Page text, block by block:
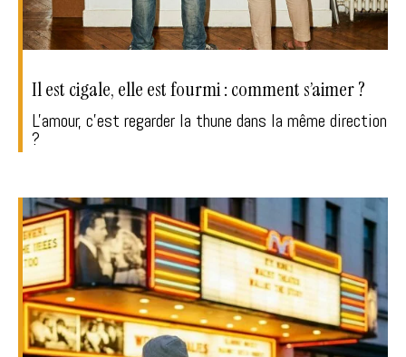
Il est cigale, elle est fourmi : comment s’aimer ?
L'amour, c'est regarder la thune dans la même direction
?